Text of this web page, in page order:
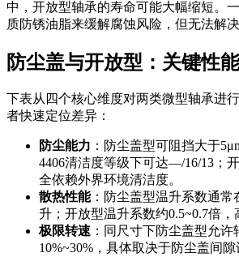
中，开放型轴承的寿命可能大幅缩短。
质防锈油脂来缓解腐蚀风险，但无法解
防尘盖与开放型：关键性
下表从四个核心维度对两类微型轴承进
者快速定位差异：
防尘能力 ：防尘盖型可阻挡大于
4406清洁度等级下可达—/16/13；
全依赖外界环境清洁度。
散热性能：防尘盖型温升系数通常
升；开放型温升系数约0.5~0.7倍，
极限转速 ：同尺寸下防尘盖型允
10%~30%，具体取决于防尘盖间隙